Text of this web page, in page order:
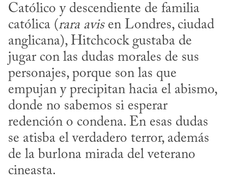
Católico y descendiente de familia
católica (rara avis en Londres, ciudad
anglicana), Hitchcock gustaba de
jugar con las dudas morales de sus
personajes, porque son las que
empujan y precipitan hacia el abismo,
donde no sabemos si esperar
redención o condena. En esas dudas
se atisba el verdadero terror, además
de la burlona mirada del veterano
cineasta.